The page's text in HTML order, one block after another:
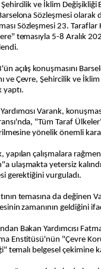
ve İklim Değişikliği
Sözleşmesi olarak
Sözleşmesi 23.
temasıyla 5-8 Aralık
açılış konuşmasını
ve Çevre, Şehircilik ve İklim
yaptı.
Varank,
"Tüm Taraf
yönelik önemli karar
yapılan çalışmalara
ulaşmakta yetersiz
gerektiğini vurguladı.
temasına da değinen
zamanının geldiğini
Bakan Yardımcısı
Enstitüsü'nün "Çevre
temalı belgesel çekimine